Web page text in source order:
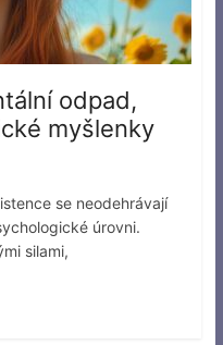
odpad,
myšlenky
se neodehrávají
úrovni.
silami,